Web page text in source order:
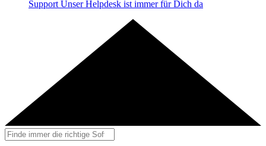
Support Unser Helpdesk ist immer für Dich da